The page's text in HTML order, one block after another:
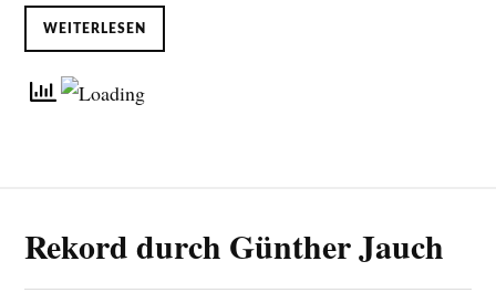
WEITERLESEN
Rekord durch Günther Jauch